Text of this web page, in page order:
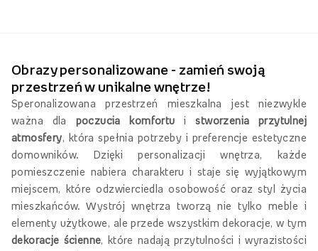
Obrazy personalizowane - zamień swoją
przestrzeń w unikalne wnętrze!
Speronalizowana przestrzeń mieszkalna jest niezwykle
ważna dla poczucia komfortu istworzenia przytulnej
atmosfery , która spełnia potrzeby i preferencje estetyczne
domowników. Dzięki personalizacji wnętrza, każde
pomieszczenie nabiera charakteru i staje się wyjątkowym
miejscem, które odzwierciedla osobowość oraz styl życia
mieszkańców. Wystrój wnętrza tworzą nie tylko meble i
elementy użytkowe, ale przede wszystkim dekoracje, w tym
dekoracje ścienne , które nadają przytulności i wyrazistości